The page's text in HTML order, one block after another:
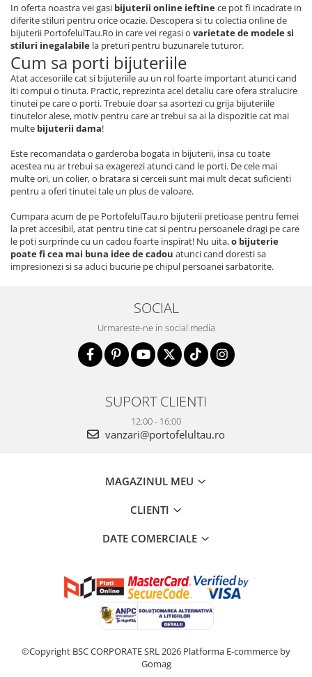
In oferta noastra vei gasi bijuterii online ieftinece pot fi incadrate in
diferite stiluri pentru orice ocazie. Descopera si tu colectia online de
bijuterii PortofelulTau.Ro in care vei regasi o varietate de modele si
stiluri inegalabile la preturi pentru buzunarele tuturor.
Cum sa porti bijuteriile
Atat accesoriile cat si bijuteriile au un rol foarte important atunci cand
iti compui o tinuta. Practic, reprezinta acel detaliu care ofera stralucire
tinutei pe care o porti. Trebuie doar sa asortezi cu grija bijuteriile
tinutelor alese, motiv pentru care ar trebui sa ai la dispozitie cat mai
multe bijuterii dama!
Este recomandata o garderoba bogata in bijuterii, insa cu toate
acestea nu ar trebui sa exagerezi atunci cand le porti. De cele mai
multe ori, un colier, o bratara si cerceii sunt mai mult decat suficienti
pentru a oferi tinutei tale un plus de valoare.
Cumpara acum de pe PortofelulTau.ro bijuterii pretioase pentru femei
la pret accesibil, atat pentru tine cat si pentru persoanele dragi pe care
le poti surprinde cu un cadou foarte inspirat! Nu uita,o bijuterie
poate fi cea mai buna idee de cadou atunci cand doresti sa
impresionezi si sa aduci bucurie pe chipul persoanei sarbatorite.
SOCIAL
Urmareste-ne in social media
SUPORT CLIENTI
12:00 - 16:00
vanzari@portofelultau.ro
MAGAZINUL MEU
CLIENTI
DATE COMERCIALE
©Copyright BSC CORPORATE SRL 2026 Platforma E-commerce by
Gomag